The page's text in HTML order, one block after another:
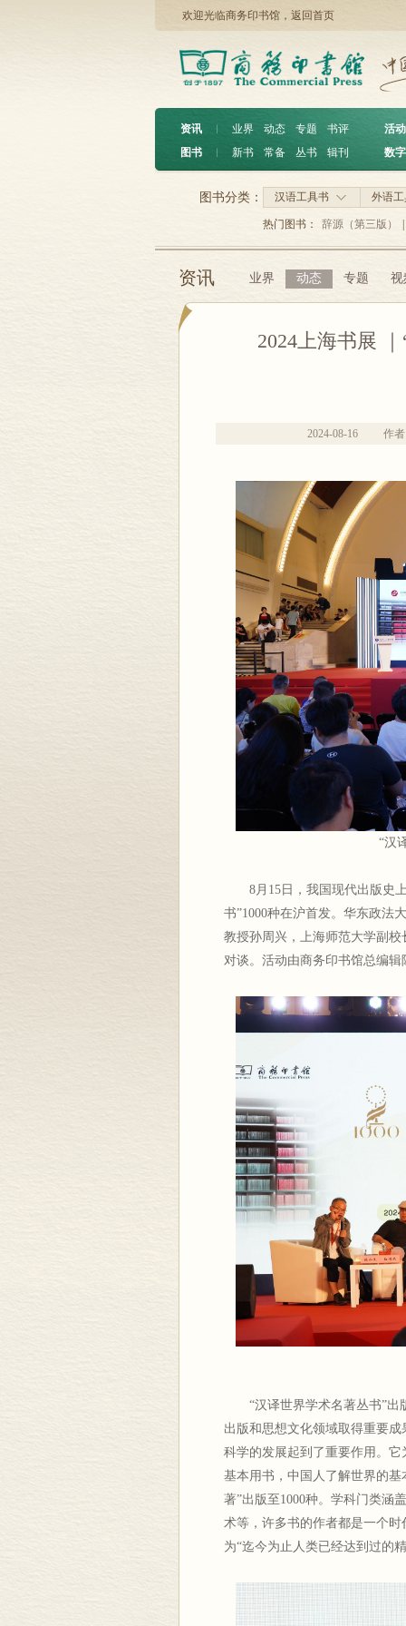
欢迎光临商务印书馆， 返回首页
资讯 ︱ 业界 动态 专题
书评
图书
︱ 新书 常备 丛书 辑刊
活动
数字
汉语工具书 外语
图书分类：
热门图书： 辞源（第三版）
资讯 业界 动态 专题 视
2024上海书展
2024-08-16 作
“汉
8月15日，我国现代出版史
书”1000种在沪首发。华东政法
教授孙周兴，上海师范大学副
对谈。活动由商务印书馆总编辑
“汉译世界学术名著丛书”出
出版和思想文化领域取得重要
科学的发展起到了重要作用。
基本用书，中国人了解世界的基
著”出版至1000种。学科门类涵
术等，许多书的作者都是一个
为“迄今为止人类已经达到过的